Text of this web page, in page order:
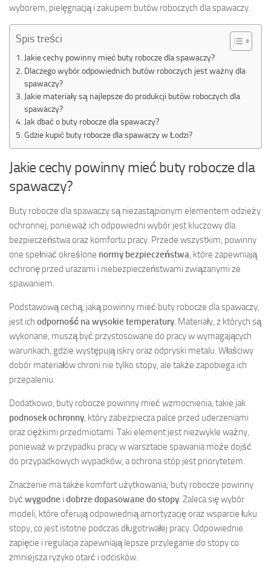
wyborem, pielęgnacją i zakupem butów roboczych dla spawaczy.
Spis treści
Jakie cechy powinny mieć buty robocze dla spawaczy?
Dlaczego wybór odpowiednich butów roboczych jest ważny dla
spawaczy?
Jakie materiały są najlepsze do produkcji butów roboczych dla
spawaczy?
Jak dbać o buty robocze dla spawaczy?
Gdzie kupić buty robocze dla spawaczy w Łodzi?
Jakie cechy powinny mieć buty robocze dla
spawaczy?
Buty robocze dla spawaczy są niezastąpionym elementem odzieży
ochronnej, ponieważ ich odpowiedni wybór jest kluczowy dla
bezpieczeństwa oraz komfortu pracy. Przede wszystkim, powinny
one spełniać określone normy bezpieczeństwa, które zapewniają
ochronę przed urazami i niebezpieczeństwami związanymi ze
spawaniem.
Podstawową cechą, jaką powinny mieć buty robocze dla spawaczy,
jest ich odporność na wysokie temperatury. Materiały, z których są
wykonane, muszą być przystosowane do pracy w wymagających
warunkach, gdzie występują iskry oraz odpryski metalu. Właściwy
dobór materiałów chroni nie tylko stopy, ale także zapobiega ich
przepaleniu.
Dodatkowo, buty robocze powinny mieć wzmocnienia, takie jak
podnosek ochronny, który zabezpiecza palce przed uderzeniami
oraz ciężkimi przedmiotami. Taki element jest niezwykle ważny,
ponieważ w przypadku pracy w warsztacie spawania może dojść
do przypadkowych wypadków, a ochrona stóp jest priorytetem.
Znaczenie ma także komfort użytkowania; buty robocze powinny
być wygodne i dobrze dopasowane do stopy. Zaleca się wybór
modeli, które oferują odpowiednią amortyzację oraz wsparcie łuku
stopy, co jest istotne podczas długotrwałej pracy. Odpowiednie
zapięcie i regulacja zapewniają lepsze przyleganie do stopy co
zmniejsza ryzyko otarć i odcisków.